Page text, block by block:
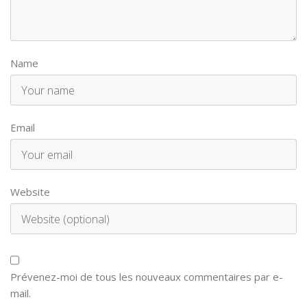
Name
Email
Website
Prévenez-moi de tous les nouveaux commentaires par e-
mail.